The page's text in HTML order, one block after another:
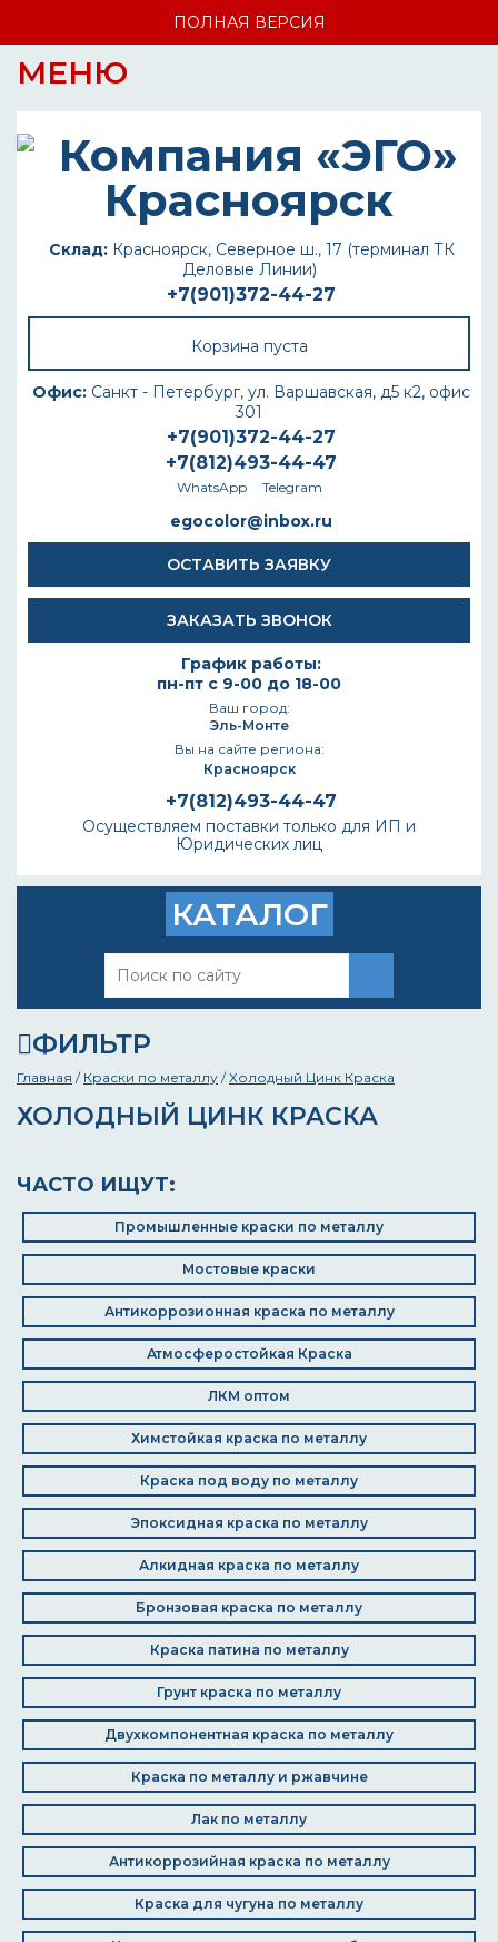
ПОЛНАЯ ВЕРСИЯ
МЕНЮ
Склад:Красноярск, Северное ш., 17 (терминал ТК
Деловые Линии)
+7(901)372-44-27
Корзина пуста
Офис: Санкт - Петербург, ул. Варшавская, д5 к2, офис
301
+7(901)372-44-27
+7(812)493-44-47
WhatsApp Telegram
egocolor@inbox.ru
ОСТАВИТЬ ЗАЯВКУ
ЗАКАЗАТЬ ЗВОНОК
График работы:
пн-пт с 9-00 до 18-00
Ваш город:
Эль-Монте
Вы на сайте региона:
Красноярск
+7(812)493-44-47
Осуществляем поставки только для ИП и
Юридических лиц
КАТАЛОГ
ФИЛЬТР
Главная / Краски по металлу /Холодный Цинк Краска
ХОЛОДНЫЙ ЦИНК КРАСКА
ЧАСТО ИЩУТ:
Промышленные краски по металлу
Мостовые краски
Антикоррозионная краска по металлу
Атмосферостойкая Краска
ЛКМ оптом
Химстойкая краска по металлу
Краска под воду по металлу
Эпоксидная краска по металлу
Алкидная краска по металлу
Бронзовая краска по металлу
Краска патина по металлу
Грунт краска по металлу
Двухкомпонентная краска по металлу
Краска по металлу и ржавчине
Лак по металлу
Антикоррозийная краска по металлу
Краска для чугуна по металлу